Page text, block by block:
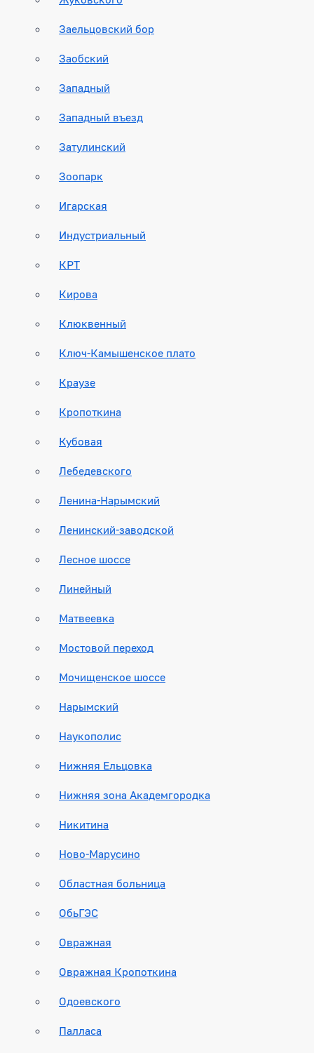
Заельцовский бор
Заобский
Западный
Западный въезд
Затулинский
Зоопарк
Игарская
Индустриальный
КРТ
Кирова
Клюквенный
Ключ-Камышенское плато
Краузе
Кропоткина
Кубовая
Лебедевского
Ленина-Нарымский
Ленинский-заводской
Лесное шоссе
Линейный
Матвеевка
Мостовой переход
Мочищенское шоссе
Нарымский
Наукополис
Нижняя Ельцовка
Нижняя зона Академгородка
Никитина
Ново-Марусино
Областная больница
ОбьГЭС
Овражная
Овражная Кропоткина
Одоевского
Палласа